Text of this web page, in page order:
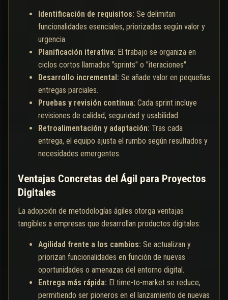
Identificación de requisitos: Se delimitan
funcionalidades esenciales, priorizadas según valor y
urgencia.
Planificación iterativa: El trabajo se organiza en
ciclos cortos llamados "sprints" o "iteraciones".
Desarrollo incremental: Se añade valor en pequeñas
entregas parciales.
Pruebas y revisión continua: Cada sprint incluye
revisiones de calidad, seguridad y usabilidad.
Retroalimentación y adaptación: Tras cada
entrega, el equipo ajusta el rumbo según resultados y
necesidades emergentes.
Ventajas Concretas del Ágil para Proyectos
Digitales
La adopción de metodologías ágiles otorga ventajas
tangibles a empresas que desarrollan productos digitales:
Agilidad frente a los cambios: Se actualizan y
priorizan funcionalidades en función de nuevas
oportunidades o amenazas del entorno digital.
Entrega más rápida: El time-to-market se reduce,
permitiendo ser pioneros en el lanzamiento de nuevas